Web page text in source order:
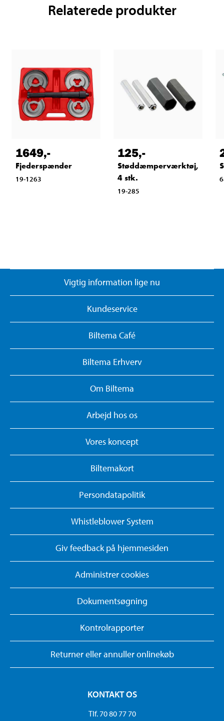
Relaterede produkter
1649,-
Fjederspænder
19-1263
125,-
Støddæmperværktøj,
4 stk.
19-285
Vigtig information lige nu
Kundeservice
Biltema Café
Biltema Erhverv
Om Biltema
Arbejd hos os
Vores koncept
Biltemakort
Persondatapolitik
Whistleblower System
Giv feedback på hjemmesiden
Administrer cookies
Dokumentsøgning
Kontrolrapporter
Returner eller annuller onlinekøb
KONTAKT OS
Tlf. 70 80 77 70